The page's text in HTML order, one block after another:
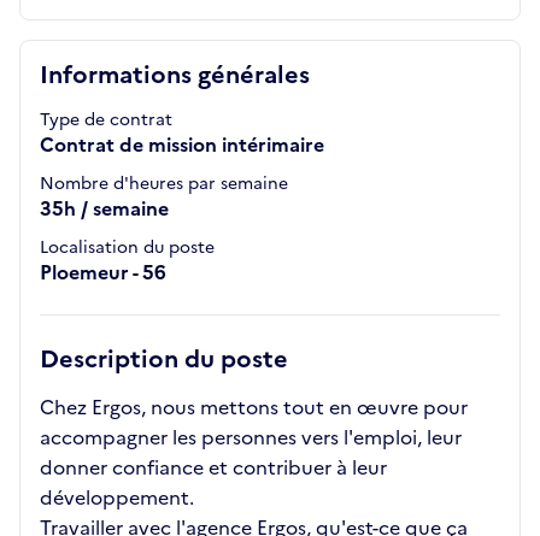
Informations générales
Type de contrat
Contrat de mission intérimaire
Nombre d'heures par semaine
35h / semaine
Localisation du poste
Ploemeur - 56
Description du poste
Chez Ergos, nous mettons tout en œuvre pour
accompagner les personnes vers l'emploi, leur
donner confiance et contribuer à leur
développement.
Travailler avec l'agence Ergos, qu'est-ce que ça